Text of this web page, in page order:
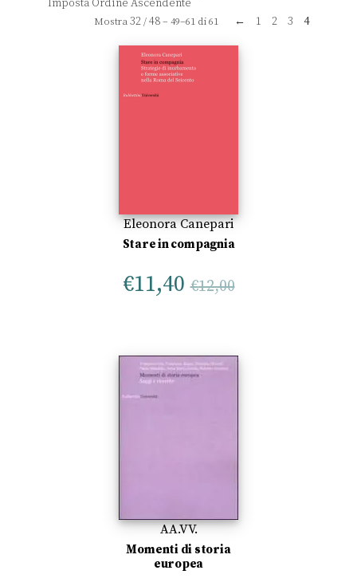
Mostra32/48– 49–61 di 61 ← 1 2 3 4
Eleonora Canepari
Stare in compagnia
€11,40 €12,00
AA.VV.
Momenti di storia
europea